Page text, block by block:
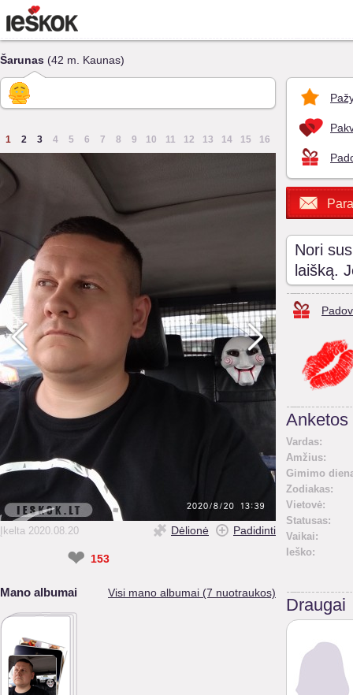
Šarunas (42 m. Kaunas)
1 2 3 4 5 6 7 8 9 10 11 12 13 14 15 16
Įkelta 2020.08.20 Dėlionė Padidinti
❤ 153
Mano albumai Visi mano albumai (7 nuotraukos)
Nori
laišką.
Anketos
Vardas:
Amžius:
Gimimo
Zodiakas:
Vietovė:
Statusas:
Vaikai:
Ieško:
Draugai